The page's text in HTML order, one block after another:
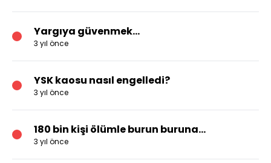
Yargıya güvenmek...
3 yıl önce
YSK kaosu nasıl engelledi?
3 yıl önce
180 bin kişi ölümle burun buruna...
3 yıl önce